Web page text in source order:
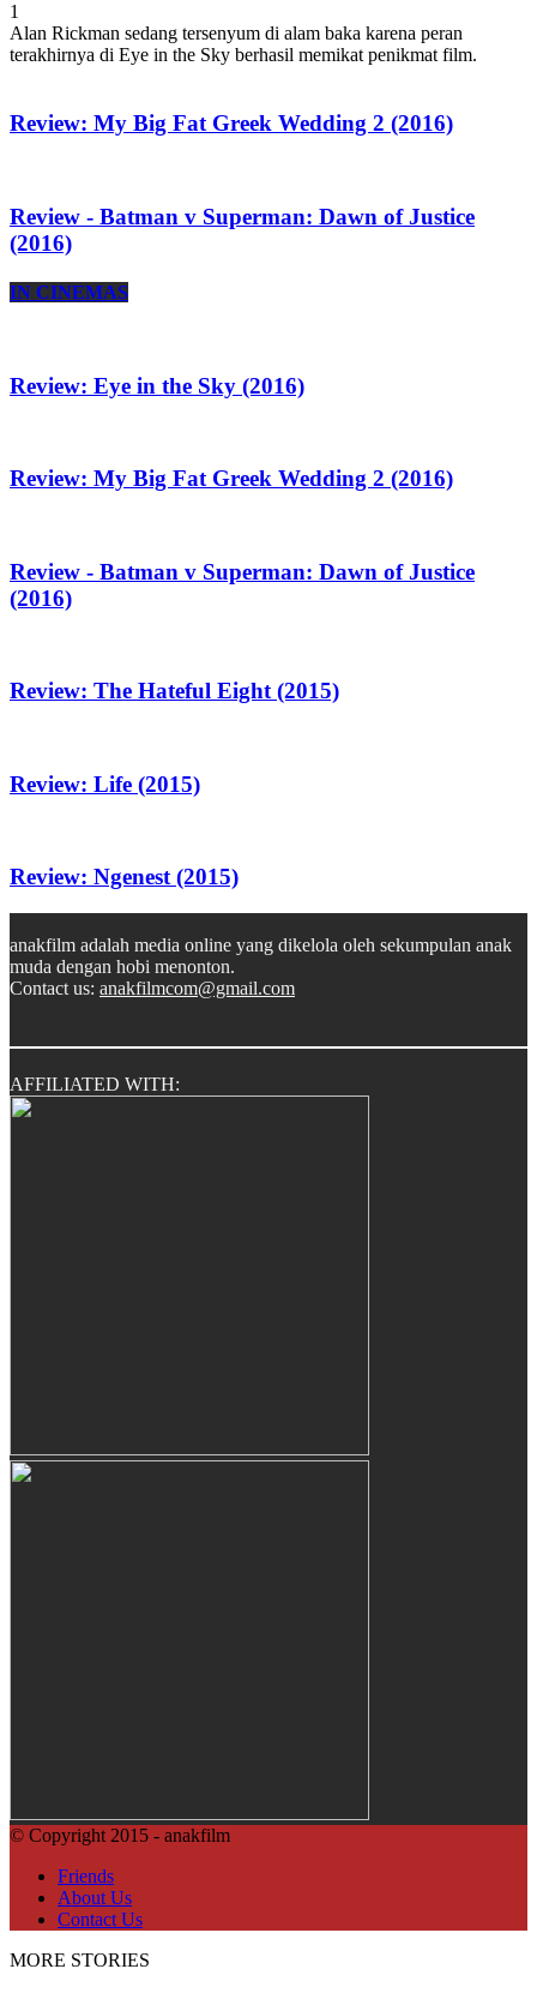
1
Alan Rickman sedang tersenyum di alam baka karena peran
terakhirnya di Eye in the Sky berhasil memikat penikmat film.
Review: My Big Fat Greek Wedding 2 (2016)
Review - Batman v Superman: Dawn of Justice
(2016)
IN CINEMAS
Review: Eye in the Sky (2016)
Review: My Big Fat Greek Wedding 2 (2016)
Review - Batman v Superman: Dawn of Justice
(2016)
Review: The Hateful Eight (2015)
Review: Life (2015)
Review: Ngenest (2015)
anakfilm adalah media online yang dikelola oleh sekumpulan anak
muda dengan hobi menonton.
Contact us: anakfilmcom@gmail.com
AFFILIATED WITH:
© Copyright 2015 - anakfilm
Friends
About Us
Contact Us
MORE STORIES